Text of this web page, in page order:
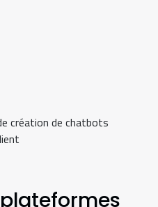
création de chatbots